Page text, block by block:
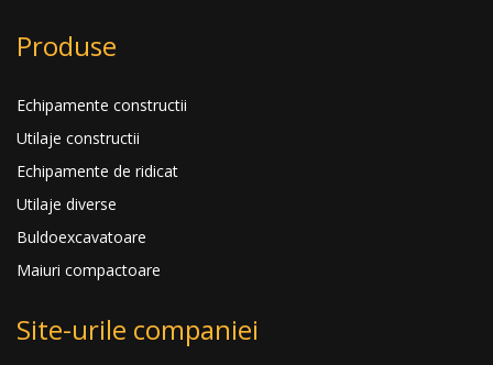
Produse
Echipamente constructii
Utilaje constructii
Echipamente de ridicat
Utilaje diverse
Buldoexcavatoare
Maiuri compactoare
Site-urile companiei